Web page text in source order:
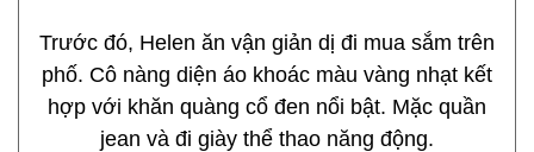
Trước đó, Helen ăn vận giản dị đi mua sắm trên
phố. Cô nàng diện áo khoác màu vàng nhạt kết
hợp với khăn quàng cổ đen nổi bật. Mặc quần
jean và đi giày thể thao năng động.